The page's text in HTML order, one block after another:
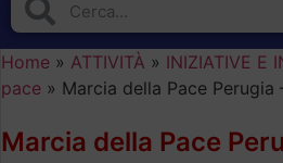
Home » ATTIVITÀ » INIZIATIVE E
pace » Marcia della Pace Perugia
Marcia della Pace